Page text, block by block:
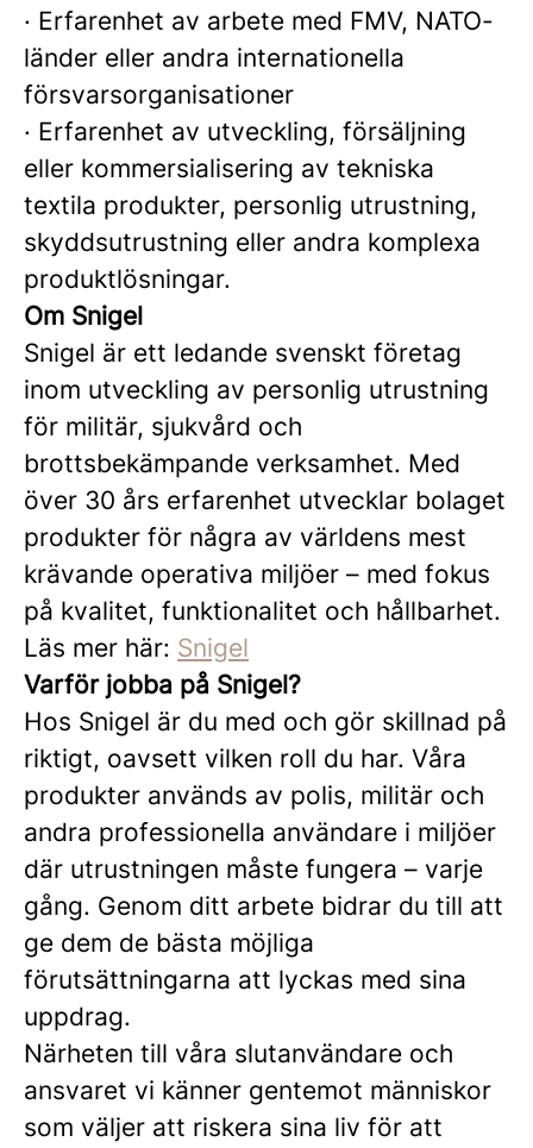
· Erfarenhet av arbete med FMV, NATO-
länder eller andra internationella
försvarsorganisationer
· Erfarenhet av utveckling, försäljning
eller kommersialisering av tekniska
textila produkter, personlig utrustning,
skyddsutrustning eller andra komplexa
produktlösningar.
Om Snigel
Snigel är ett ledande svenskt företag
inom utveckling av personlig utrustning
för militär, sjukvård och
brottsbekämpande verksamhet. Med
över 30 års erfarenhet utvecklar bolaget
produkter för några av världens mest
krävande operativa miljöer – med fokus
på kvalitet, funktionalitet och hållbarhet.
Läs mer här: Snigel
Varför jobba på Snigel?
Hos Snigel är du med och gör skillnad på
riktigt, oavsett vilken roll du har. Våra
produkter används av polis, militär och
andra professionella användare i miljöer
där utrustningen måste fungera – varje
gång. Genom ditt arbete bidrar du till att
ge dem de bästa möjliga
förutsättningarna att lyckas med sina
uppdrag.
Närheten till våra slutanvändare och
ansvaret vi känner gentemot människor
som väljer att riskera sina liv för att